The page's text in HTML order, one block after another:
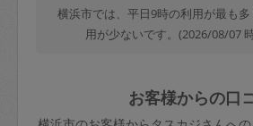
横浜市では、平日9時の利用が最も
用が少ないです。(2026/08/07
お客様からの口